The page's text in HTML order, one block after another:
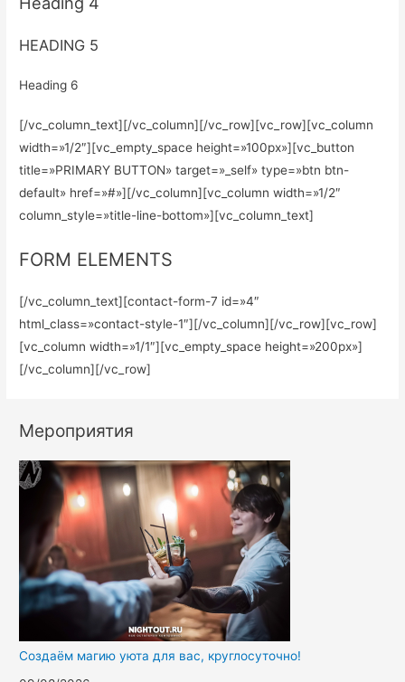
HEADING 5
Heading 6
[/vc_column_text][/vc_column][/vc_row][vc_row][vc_column
width=»1/2″][vc_empty_space height=»100px»][vc_button
title=»PRIMARY BUTTON» target=»_self» type=»btn btn-
default» href=»#»][/vc_column][vc_column width=»1/2″
column_style=»title-line-bottom»][vc_column_text]
FORM ELEMENTS
[/vc_column_text][contact-form-7 id=»4″
html_class=»contact-style-1″][/vc_column][/vc_row][vc_row]
[vc_column width=»1/1″][vc_empty_space height=»200px»]
[/vc_column][/vc_row]
Мероприятия
Создаём магию уюта для вас, круглосуточно!